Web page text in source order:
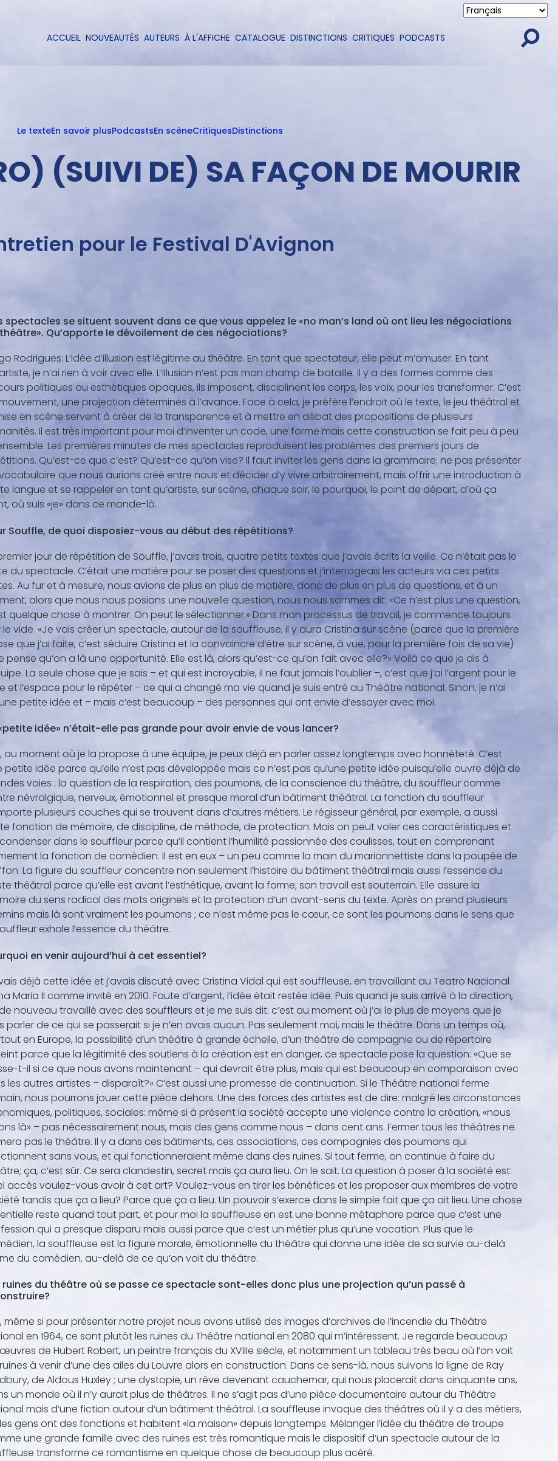
contenu
Navigation
ACCUEIL NOUVEAUTÉS AUTEURS À L'AFFICHE CATALOGUE DISTINCTIONS CRITIQUES PODCASTS
Le texteEn savoir plusPodcastsEn scèneCritiquesDistinctions
(SUIVI DE) SA FAÇON DE MOURIR
pour le Festival D'Avignon
spectacles se situent souvent dans ce que vous appelez le «no man’s land où ont lieu les négociations
Qu’apporte le dévoilement de ces négociations?
Rodrigues: L’idée d’illusion est légitime au théâtre. En tant que spectateur, elle peut m’amuser. En tant
je n’ai rien à voir avec elle. L’illusion n’est pas mon champ de bataille. Il y a des formes comme des
politiques ou esthétiques opaques, ils imposent, disciplinent les corps, les voix, pour les transformer. C’est
une projection déterminés à l’avance. Face à cela, je préfère l’endroit où le texte, le jeu théâtral et
en scène servent à créer de la transparence et à mettre en débat des propositions de plusieurs
Il est très important pour moi d’inventer un code, une forme mais cette construction se fait peu à peu
Les premières minutes de mes spectacles reproduisent les problèmes des premiers jours de
Qu’est-ce que c’est? Qu’est-ce qu’on vise? Il faut inviter les gens dans la grammaire; ne pas présenter
que nous aurions créé entre nous et décider d’y vivre arbitrairement, mais offrir une introduction à
langue et se rappeler en tant qu’artiste, sur scène, chaque soir, le pourquoi, le point de départ, d’où ça
où suis «je» dans ce monde-là.
Souffle, de quoi disposiez-vous au début des répétitions?
jour de répétition de Souffle, j’avais trois, quatre petits textes que j’avais écrits la veille. Ce n’était pas le
du spectacle. C’était une matière pour se poser des questions et j’interrogeais les acteurs via ces petits
Au fur et à mesure, nous avions de plus en plus de matière, donc de plus en plus de questions, et à un
alors que nous nous posions une nouvelle question, nous nous sommes dit: «Ce n’est plus une question,
quelque chose à montrer. On peut le sélectionner.» Dans mon processus de travail, je commence toujours
vide. «Je vais créer un spectacle, autour de la souffleuse, il y aura Cristina sur scène (parce que la première
que j’ai faite, c’est séduire Cristina et la convaincre d’être sur scène, à vue, pour la première fois de sa vie)
pense qu’on a là une opportunité. Elle est là, alors qu’est-ce qu’on fait avec elle?» Voilà ce que je dis à
La seule chose que je sais – et qui est incroyable, il ne faut jamais l’oublier –, c’est que j’ai l’argent pour le
et l’espace pour le répéter – ce qui a changé ma vie quand je suis entré au Théâtre national. Sinon, je n’ai
petite idée et – mais c’est beaucoup – des personnes qui ont envie d’essayer avec moi.
idée» n’était-elle pas grande pour avoir envie de vous lancer?
au moment où je la propose à une équipe, je peux déjà en parler assez longtemps avec honnêteté. C’est
petite idée parce qu’elle n’est pas développée mais ce n’est pas qu’une petite idée puisqu’elle ouvre déjà de
voies : la question de la respiration, des poumons, de la conscience du théâtre, du souffleur comme
névralgique, nerveux, émotionnel et presque moral d’un bâtiment théâtral. La fonction du souffleur
plusieurs couches qui se trouvent dans d’autres métiers. Le régisseur général, par exemple, a aussi
fonction de mémoire, de discipline, de méthode, de protection. Mais on peut voler ces caractéristiques et
dans le souffleur parce qu’il contient l’humilité passionnée des coulisses, tout en comprenant
la fonction de comédien. Il est en eux – un peu comme la main du marionnettiste dans la poupée de
La figure du souffleur concentre non seulement l’histoire du bâtiment théâtral mais aussi l’essence du
théâtral parce qu’elle est avant l’esthétique, avant la forme; son travail est souterrain. Elle assure la
du sens radical des mots originels et la protection d’un avant-sens du texte. Après on prend plusieurs
mais là sont vraiment les poumons ; ce n’est même pas le cœur, ce sont les poumons dans le sens que
exhale l’essence du théâtre.
en venir aujourd’hui à cet essentiel?
déjà cette idée et j’avais discuté avec Cristina Vidal qui est souffleuse, en travaillant au Teatro Nacional
Maria II comme invité en 2010. Faute d’argent, l’idée était restée idée. Puis quand je suis arrivé à la direction,
de nouveau travaillé avec des souffleurs et je me suis dit: c’est au moment où j’ai le plus de moyens que je
parler de ce qui se passerait si je n’en avais aucun. Pas seulement moi, mais le théâtre. Dans un temps où,
en Europe, la possibilité d’un théâtre à grande échelle, d’un théâtre de compagnie ou de répertoire
parce que la légitimité des soutiens à la création est en danger, ce spectacle pose la question: «Que se
t-il si ce que nous avons maintenant – qui devrait être plus, mais qui est beaucoup en comparaison avec
les autres artistes – disparaît?» C’est aussi une promesse de continuation. Si le Théâtre national ferme
nous pourrons jouer cette pièce dehors. Une des forces des artistes est de dire: malgré les circonstances
politiques, sociales: même si à présent la société accepte une violence contre la création, «nous
là» – pas nécessairement nous, mais des gens comme nous – dans cent ans. Fermer tous les théâtres ne
pas le théâtre. Il y a dans ces bâtiments, ces associations, ces compagnies des poumons qui
sans vous, et qui fonctionneraient même dans des ruines. Si tout ferme, on continue à faire du
ça, c’est sûr. Ce sera clandestin, secret mais ça aura lieu. On le sait. La question à poser à la société est:
accès voulez-vous avoir à cet art? Voulez-vous en tirer les bénéfices et les proposer aux membres de votre
tandis que ça a lieu? Parce que ça a lieu. Un pouvoir s’exerce dans le simple fait que ça ait lieu. Une chose
reste quand tout part, et pour moi la souffleuse en est une bonne métaphore parce que c’est une
qui a presque disparu mais aussi parce que c’est un métier plus qu’une vocation. Plus que le
la souffleuse est la figure morale, émotionnelle du théâtre qui donne une idée de sa survie au-delà
du comédien, au-delà de ce qu’on voit du théâtre.
ruines du théâtre où se passe ce spectacle sont-elles donc plus une projection qu’un passé à
même si pour présenter notre projet nous avons utilisé des images d’archives de l’incendie du Théâtre
en 1964, ce sont plutôt les ruines du Théâtre national en 2080 qui m’intéressent. Je regarde beaucoup
de Hubert Robert, un peintre français du XVIIIe siècle, et notamment un tableau très beau où l’on voit
à venir d’une des ailes du Louvre alors en construction. Dans ce sens-là, nous suivons la ligne de Ray
de Aldous Huxley ; une dystopie, un rêve devenant cauchemar, qui nous placerait dans cinquante ans,
un monde où il n’y aurait plus de théâtres. Il ne s’agit pas d’une pièce documentaire autour du Théâtre
mais d’une fiction autour d’un bâtiment théâtral. La souffleuse invoque des théâtres où il y a des métiers,
gens ont des fonctions et habitent «la maison» depuis longtemps. Mélanger l’idée du théâtre de troupe
une grande famille avec des ruines est très romantique mais le dispositif d’un spectacle autour de la
transforme ce romantisme en quelque chose de beaucoup plus acéré.